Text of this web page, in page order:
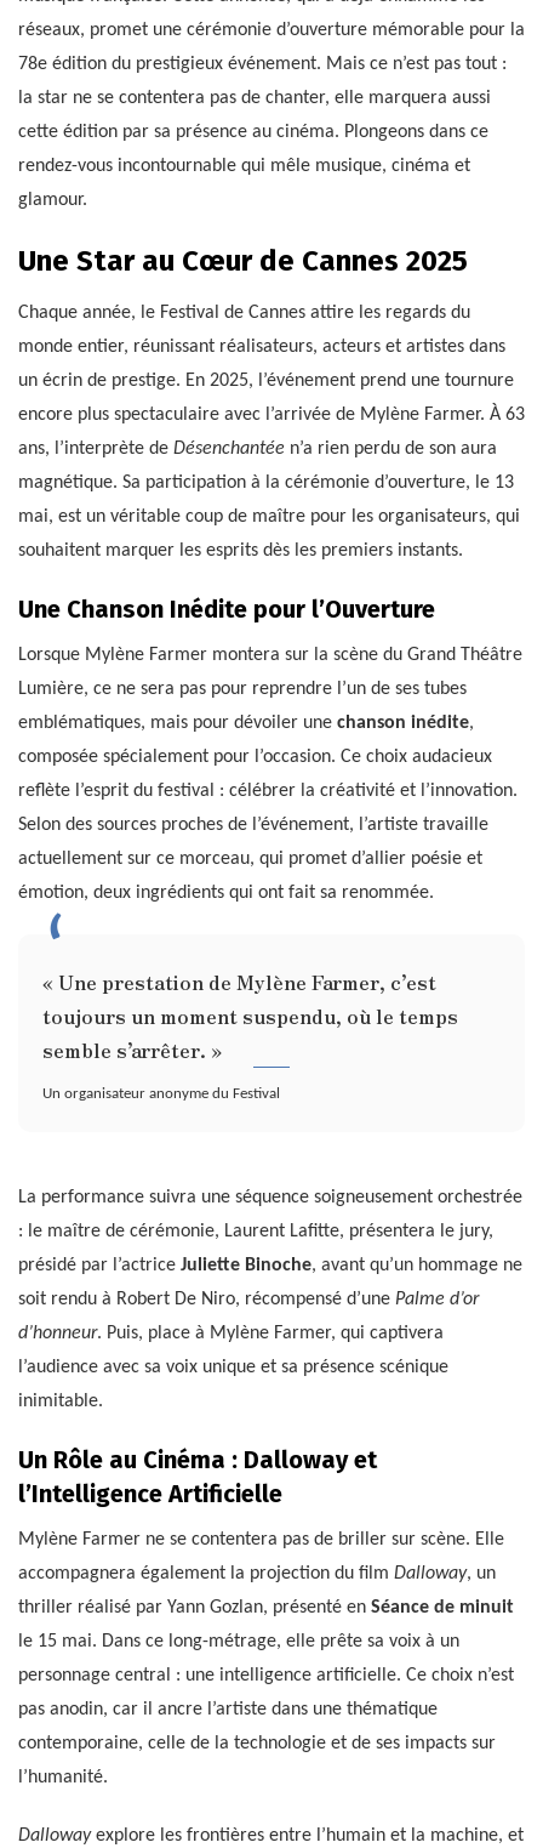
réseaux, promet une cérémonie d’ouverture mémorable pour la
78e édition du prestigieux événement. Mais ce n’est pas tout :
la star ne se contentera pas de chanter, elle marquera aussi
cette édition par sa présence au cinéma. Plongeons dans ce
rendez-vous incontournable qui mêle musique, cinéma et
glamour.
Une Star au Cœur de Cannes 2025
Chaque année, le Festival de Cannes attire les regards du
monde entier, réunissant réalisateurs, acteurs et artistes dans
un écrin de prestige. En 2025, l’événement prend une tournure
encore plus spectaculaire avec l’arrivée de Mylène Farmer. À 63
ans, l’interprète de Désenchantée n’a rien perdu de son aura
magnétique. Sa participation à la cérémonie d’ouverture, le 13
mai, est un véritable coup de maître pour les organisateurs, qui
souhaitent marquer les esprits dès les premiers instants.
Une Chanson Inédite pour l’Ouverture
Lorsque Mylène Farmer montera sur la scène du Grand Théâtre
Lumière, ce ne sera pas pour reprendre l’un de ses tubes
emblématiques, mais pour dévoiler une chanson inédite,
composée spécialement pour l’occasion. Ce choix audacieux
reflète l’esprit du festival : célébrer la créativité et l’innovation.
Selon des sources proches de l’événement, l’artiste travaille
actuellement sur ce morceau, qui promet d’allier poésie et
émotion, deux ingrédients qui ont fait sa renommée.
« Une prestation de Mylène Farmer, c’est
toujours un moment suspendu, où le temps
semble s’arrêter. »
Un organisateur anonyme du Festival
La performance suivra une séquence soigneusement orchestrée
: le maître de cérémonie, Laurent Lafitte, présentera le jury,
présidé par l’actrice Juliette Binoche, avant qu’un hommage ne
soit rendu à Robert De Niro, récompensé d’une Palme d’or
d’honneur. Puis, place à Mylène Farmer, qui captivera
l’audience avec sa voix unique et sa présence scénique
inimitable.
Un Rôle au Cinéma : Dalloway et
l’Intelligence Artificielle
Mylène Farmer ne se contentera pas de briller sur scène. Elle
accompagnera également la projection du film Dalloway, un
thriller réalisé par Yann Gozlan, présenté en Séance de minuit
le 15 mai. Dans ce long-métrage, elle prête sa voix à un
personnage central : une intelligence artificielle. Ce choix n’est
pas anodin, car il ancre l’artiste dans une thématique
contemporaine, celle de la technologie et de ses impacts sur
l’humanité.
Dallowayexplore les frontières entre l’humain et la machine, et